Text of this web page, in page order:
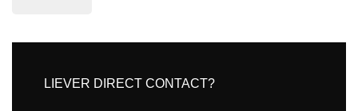
LIEVER DIRECT CONTACT?